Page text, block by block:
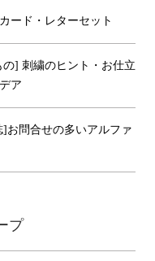
ード・レターセット
の] 刺繍のヒント・お仕立
ア
]お問合せの多いアルファ
プ